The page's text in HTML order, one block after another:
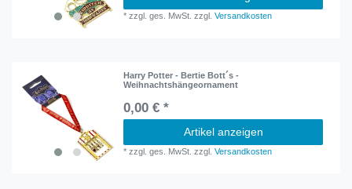
*zzgl. ges. MwSt. zzgl.Versandkosten
Harry Potter - Bertie Bott´s -
Weihnachtshängeornament
0,00 € *
Artikel anzeigen
*zzgl. ges. MwSt. zzgl.Versandkosten